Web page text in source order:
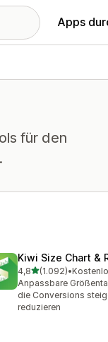
Apps
für den
Kiwi Size Chart &
4,8von 5 Sternen
(1.092)
1092 Rezensionen
•
Anpassbare
die Conversions
reduzieren